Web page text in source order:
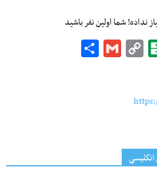
نداده! شما اولین نفر باشید
Balatarin
Copy
Gmail
انگلیسی